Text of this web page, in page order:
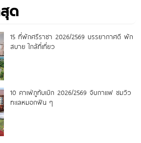
ด
15 ที่พักศรีราชา 2026/2569 บรรยากาศดี พัก
สบาย ใกล้ที่เที่ยว
10 คาเฟ่ภูทับเบิก 2026/2569 จิบกาแฟ ชมวิว
ทะเลหมอกฟิน ๆ